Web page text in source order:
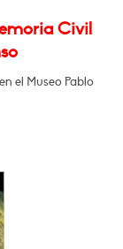
Civil
el Museo Pablo